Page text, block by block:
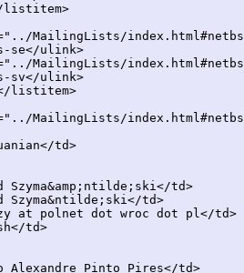
listitem>
ulink>
sv</ulink>
listitem>
MailingLists/
td>
td>
td>
at polnet dot wroc dot pl</td>
td>
Alexandre Pinto Pires</td>